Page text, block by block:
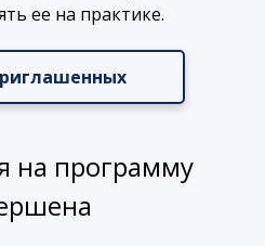
ее на практике.
на программу